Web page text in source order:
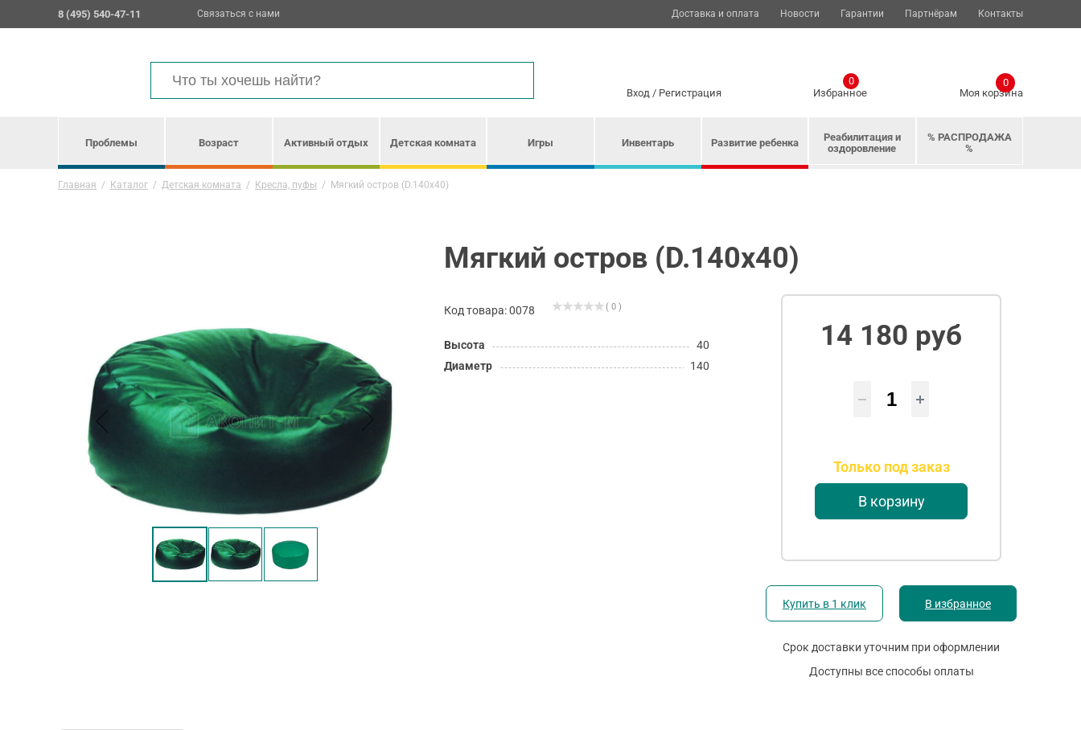
8 (495) 540-47-11 Связаться с нами Доставка и оплата Новости Гарантии Партнёрам Контакты
Вход/ Регистрация Избранное
0
Моя корзина
0
Проблемы Возраст Активный отдых Детская комната Игры Инвентарь Развитие ребенка
Реабилитация и
оздоровление
% РАСПРОДАЖА
%
Главная / Каталог / Детская комната / Кресла, пуфы / Мягкий остров (D.140х40)
Мягкий остров (D.140х40)
Код товара: 0078 ( 0 )
Высота
40
Диаметр
140
14 180 руб
Только под заказ
В корзину
Купить в 1 клик В избранное
Срок доставки уточним при оформлении
Доступны все способы оплаты